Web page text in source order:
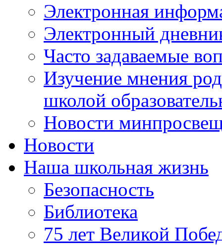
Электронная
Электронный
Часто задаваемые
Изучение мнения
школой
Новости
Новости
Наша школьная жизнь
Безопасность
Библиотека
75 лет Великой